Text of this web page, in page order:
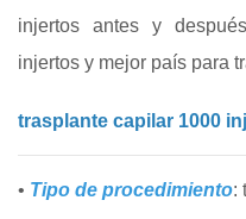
injertos antes y
injertos y mejor país para
trasplante capilar 1000
• Tipo de procedimiento: